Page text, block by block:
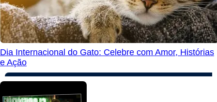
Dia Internacional do Gato: Celebre com Amor, Histórias
e Ação